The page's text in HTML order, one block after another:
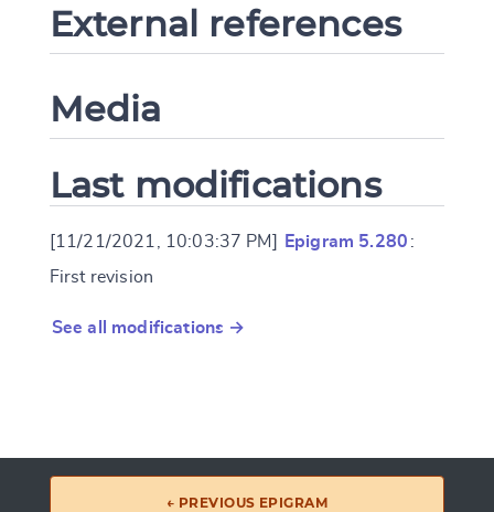
External references
Media
Last modifications
[11/21/2021, 10:03:37 PM] Epigram 5.280 :
First revision
See all modifications →
← PREVIOUS EPIGRAM